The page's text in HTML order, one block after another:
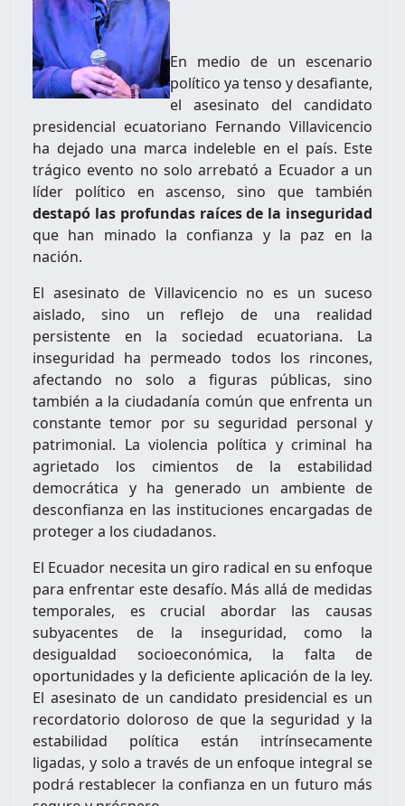
En medio de un escenario
político ya tenso y desafiante,
el asesinato del candidato
presidencial ecuatoriano Fernando Villavicencio
ha dejado una marca indeleble en el país. Este
trágico evento no solo arrebató a Ecuador a un
líder político en ascenso, sino que también
destapó las profundas raíces de la inseguridad
que han minado la confianza y la paz en la
nación.
El asesinato de Villavicencio no es un suceso
aislado, sino un reflejo de una realidad
persistente en la sociedad ecuatoriana. La
inseguridad ha permeado todos los rincones,
afectando no solo a figuras públicas, sino
también a la ciudadanía común que enfrenta un
constante temor por su seguridad personal y
patrimonial. La violencia política y criminal ha
agrietado los cimientos de la estabilidad
democrática y ha generado un ambiente de
desconfianza en las instituciones encargadas de
proteger a los ciudadanos.
El Ecuador necesita un giro radical en su enfoque
para enfrentar este desafío. Más allá de medidas
temporales, es crucial abordar las causas
subyacentes de la inseguridad, como la
desigualdad socioeconómica, la falta de
oportunidades y la deficiente aplicación de la ley.
El asesinato de un candidato presidencial es un
recordatorio doloroso de que la seguridad y la
estabilidad política están intrínsecamente
ligadas, y solo a través de un enfoque integral se
podrá restablecer la confianza en un futuro más